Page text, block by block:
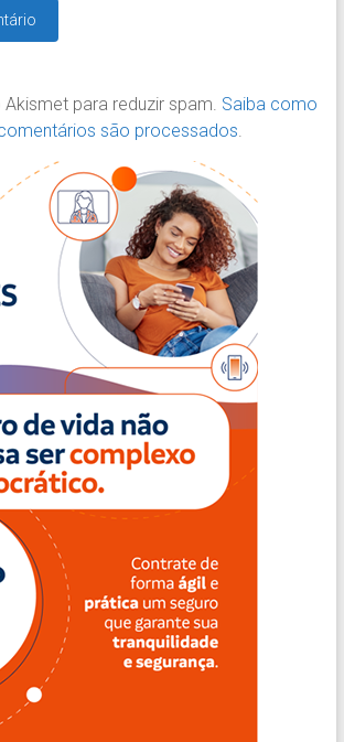
para reduzir spam. Saiba como
são processados